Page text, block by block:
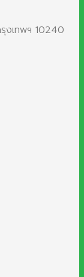
งเทพฯ 10240